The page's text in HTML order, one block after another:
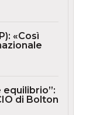
«Così
di Bolton